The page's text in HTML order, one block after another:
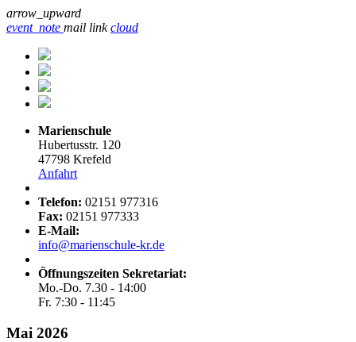
arrow_upward
event_note mail link cloud
Marienschule
Hubertusstr. 120
47798 Krefeld
Anfahrt
Telefon: 02151 977316
Fax: 02151 977333
E-Mail:
info@marienschule-kr.de
Öffnungszeiten Sekretariat:
Mo.-Do. 7.30 - 14:00
Fr. 7:30 - 11:45
Mai 2026